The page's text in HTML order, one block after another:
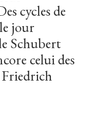
cyclesde
le jour
Schubert
celuides
Friedrich